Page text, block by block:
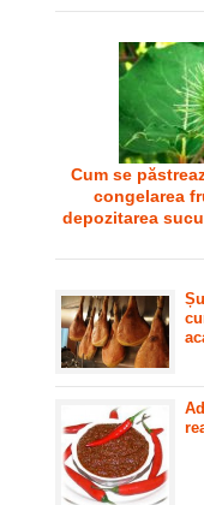
Cum se
congelarea
depozitarea